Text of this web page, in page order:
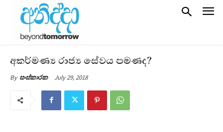
අකර්මණ්‍ය රාජ්‍ය සේවය පමණද?
By සංස්කාරක July 29, 2018